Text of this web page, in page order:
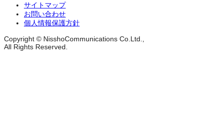
サイトマップ
お問い合わせ
個人情報保護方針
Copyright © NisshoCommunications Co.Ltd.,
All Rights Reserved.